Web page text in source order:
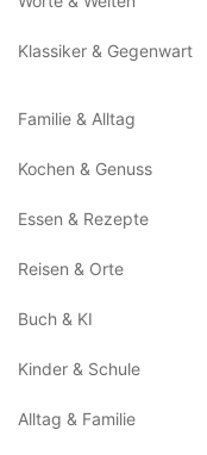
Klassiker & Gegenwart
Familie & Alltag
Kochen & Genuss
Essen & Rezepte
Reisen & Orte
Buch & KI
Kinder & Schule
Alltag & Familie